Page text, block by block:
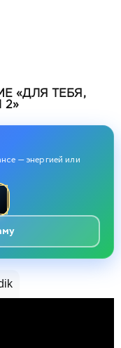
«ДЛЯ ТЕБЯ,
2»
— энергией или